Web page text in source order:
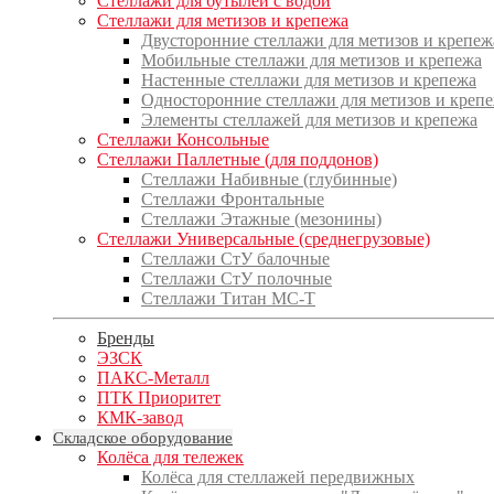
Стеллажи для метизов и крепежа
Двусторонние стеллажи для метизов и
Мобильные стеллажи для метизов и крепежа
Настенные стеллажи для метизов и крепежа
Односторонние стеллажи для метизов и
Элементы стеллажей для метизов и крепежа
Стеллажи Консольные
Стеллажи Паллетные (для поддонов)
Стеллажи Набивные (глубинные)
Стеллажи Фронтальные
Стеллажи Этажные (мезонины)
Стеллажи Универсальные (среднегрузовые)
Стеллажи СтУ балочные
Стеллажи СтУ полочные
Стеллажи Титан МС-Т
Бренды
ЭЗСК
ПАКС-Металл
ПТК Приоритет
КМК-завод
Складское оборудование
Колёса для тележек
Колёса для стеллажей передвижных